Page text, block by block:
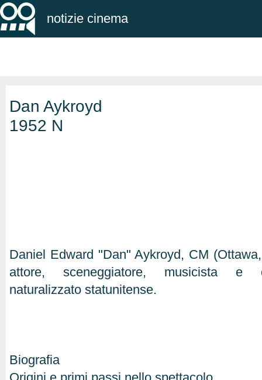
notizie cinema
Dan Aykroyd
1952 N
Daniel Edward "Dan" Aykroyd, CM
attore, sceneggiatore, musicista e
naturalizzato statunitense.
Biografia